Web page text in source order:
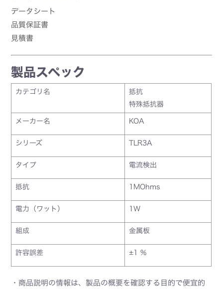
データシート
品質保証書
見積書
製品スペック
カテゴリ名
抵抗
特殊抵抗器
メーカー名 KOA
シリーズ TLR3A
タイプ 電流検出
抵抗 1MOhms
電力（ワット） 1W
組成 金属板
許容誤差 ±1 %
・商品説明の情報は、製品の概要を確認する目的で便宜的